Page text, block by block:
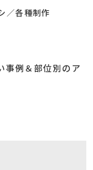
／各種制作
事例＆部位別のア